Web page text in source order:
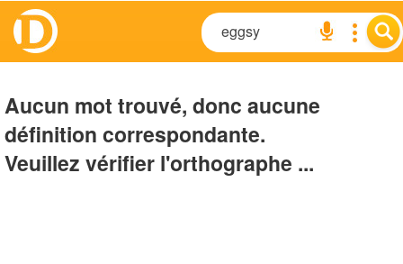
Aucun mot trouvé, donc aucune
définition correspondante.
Veuillez vérifier l'orthographe ...